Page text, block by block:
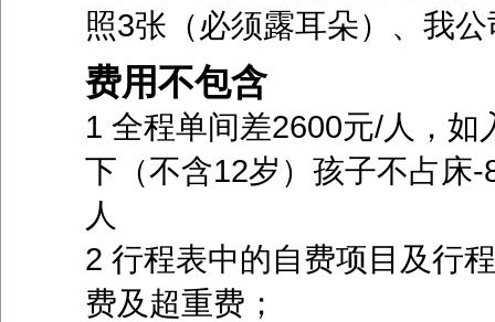
照3张（必须露耳朵）、我
费用不包含
1 全程单间差2600元/人，
下（不含12岁）孩子不占床
人
2 行程表中的自费项目及行
费及超重费；